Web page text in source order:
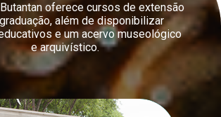
oferece cursos de extensão
além de disponibilizar
e um acervo museológico
e arquivístico.